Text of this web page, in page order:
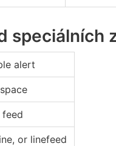
speciálních
alert
or linefeed